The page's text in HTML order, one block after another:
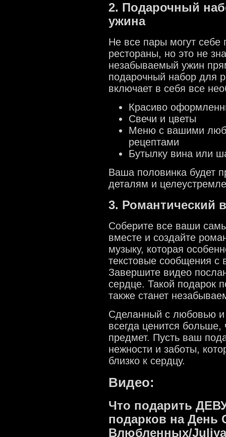
2. Подарочный
ужина
Не все пары могут себе
рестораны, но это не
незабываемый ужин
подарочный набор для
включает в себя все
Красиво
Свечи и цветы
Меню с вашими
рецептами
Бутылку вина или
Ваша половинка будет
деталям и
3. Романтический
Соберите все ваши
вместе и создайте
музыку, которая
текстовые сообщения
Завершите видео
сердце. Такой подарок
также станет
Сделанный с любовью и
всегда ценится
предмет. Пусть ваш
нежности и заботы,
близко к сердцу.
Видео:
Что подарить
подарков на День
Влюбленных/Juliyа